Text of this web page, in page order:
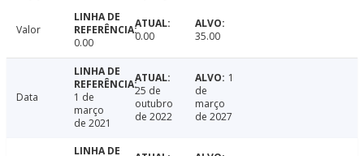
Valor
0.00
0.00 35.00
Data
1 de
março
de 2021
25 de
outubro
de 2022
1
de
março
de 2027